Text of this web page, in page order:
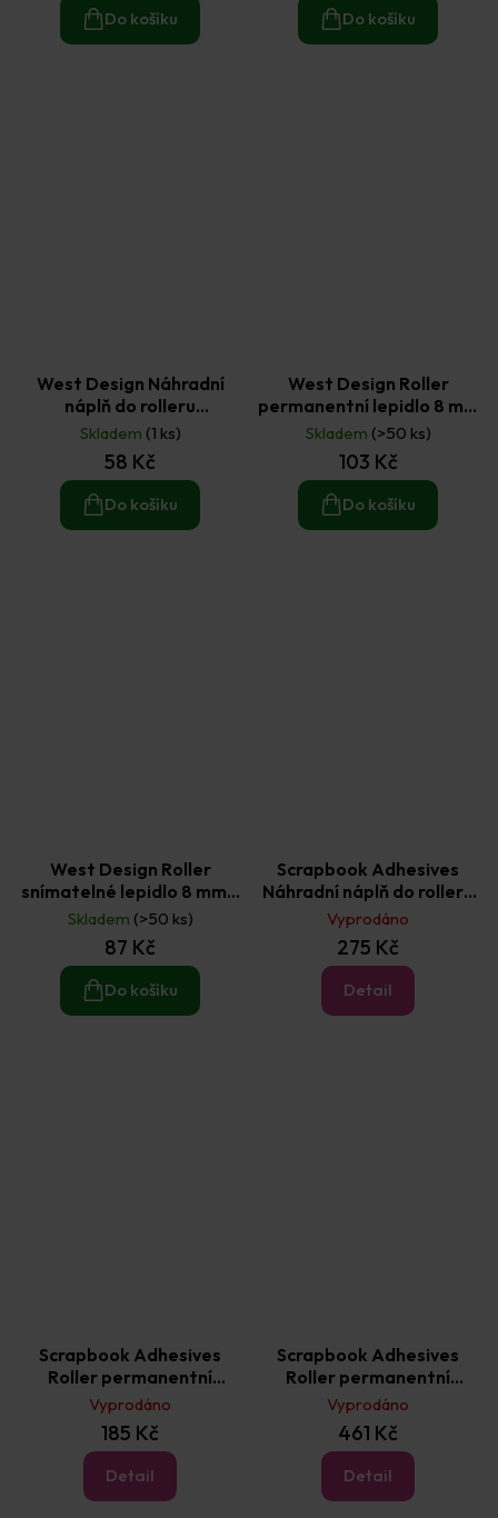
Do košíku Do košíku
West Design Náhradní
náplň do rolleru
snímatelné lepidlo 8 mm ×
10 m
Skladem (1 ks)
58 Kč
Do košíku
West Design Roller
permanentní lepidlo 8 mm
× 10 m
Skladem (>50 ks)
103 Kč
Do košíku
West Design Roller
snímatelné lepidlo 8 mm ×
10 m
Skladem (>50 ks)
87 Kč
Do košíku
Scrapbook Adhesives
Náhradní náplň do rolleru
permanentní lepidlo
kapky 8 mm × 42 m
Vyprodáno
275 Kč
Detail
Scrapbook Adhesives
Roller permanentní
lepidlo 8 mm × 15 m
Vyprodáno
185 Kč
Detail
Scrapbook Adhesives
Roller permanentní
lepidlo proužky 8 mm × 45
m
Vyprodáno
461 Kč
Detail